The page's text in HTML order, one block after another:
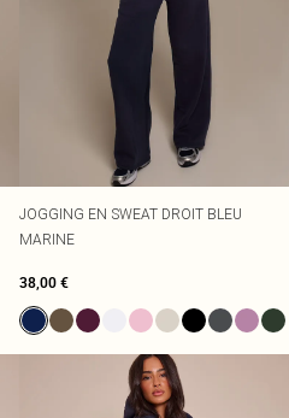
JOGGING EN SWEAT DROIT BLEU
MARINE
38,00 €